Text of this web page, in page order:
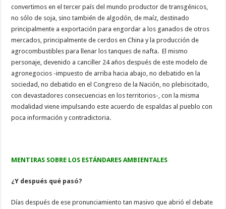
convertimos en el tercer país del mundo productor de transgénicos,
no sólo de soja, sino también de algodón, de maíz, destinado
principalmente a exportación para engordar a los ganados de otros
mercados, principalmente de cerdos en China y la producción de
agrocombustibles para llenar los tanques de nafta. El mismo
personaje, devenido a canciller 24 años después de este modelo de
agronegocios -impuesto de arriba hacia abajo, no debatido en la
sociedad, no debatido en el Congreso de la Nación, no plebiscitado,
con devastadores consecuencias en los territorios-, con la misma
modalidad viene impulsando este acuerdo de espaldas al pueblo con
poca información y contradictoria.
MENTIRAS SOBRE LOS ESTÁNDARES AMBIENTALES
¿Y después qué pasó?
Días después de ese pronunciamiento tan masivo que abrió el debate